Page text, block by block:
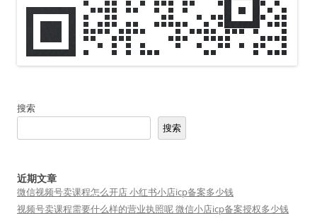
搜索
搜索
近期文章
微信视频号卖课程怎么开店 小红书小店icp备案多少钱
视频号卖课程需要什么样的营业执照呢 微信小店icp备案授权多少钱